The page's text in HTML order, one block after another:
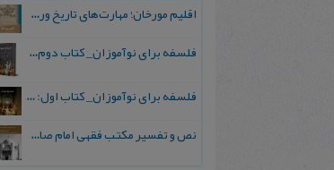
اقلیم مورخان؛ مهارت‌های تاریخ ورزی علمی
فلسفه برای نوآموزان_ کتاب دوم: پرسش درباره واقعیت و معرفت
فلسفه برای نوآموزان_ کتاب اول: تردید در باورهای رایج
نص و تفسیر مکتب فقهی امام صادق علیه السلام